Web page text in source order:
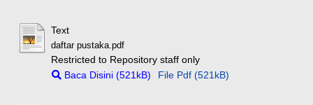
Text
daftar pustaka.pdf
Restricted to Repository staff only
Baca Disini (521kB)
File Pdf (521kB)